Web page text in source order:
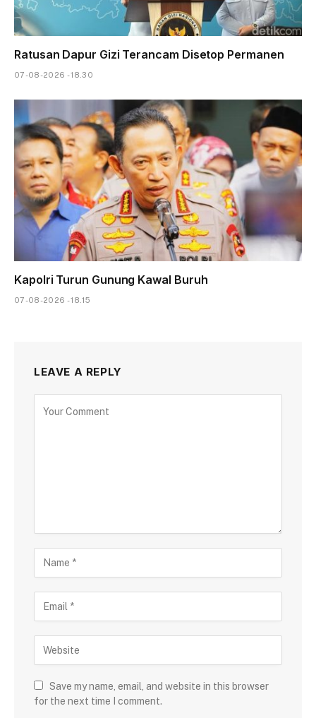
Ratusan Dapur Gizi Terancam Disetop Permanen
07-08-2026 - 18.30
Kapolri Turun Gunung Kawal Buruh
07-08-2026 - 18.15
LEAVE A REPLY
Save my name, email, and website in this browser
for the next time I comment.